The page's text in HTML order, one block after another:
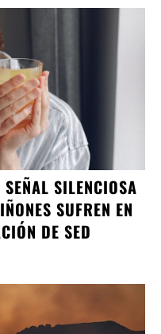
SILENCIOSA
SUFREN EN
DE SED